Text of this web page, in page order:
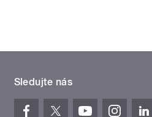
Sledujte nás